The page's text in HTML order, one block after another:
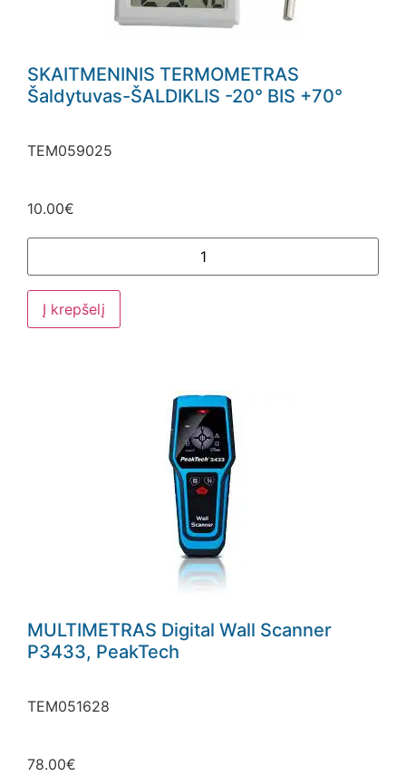
SKAITMENINIS TERMOMETRAS
Šaldytuvas-ŠALDIKLIS -20° BIS +70°
TEM059025
10.00€
Į krepšelį
MULTIMETRAS Digital Wall Scanner
P3433, PeakTech
TEM051628
78.00€